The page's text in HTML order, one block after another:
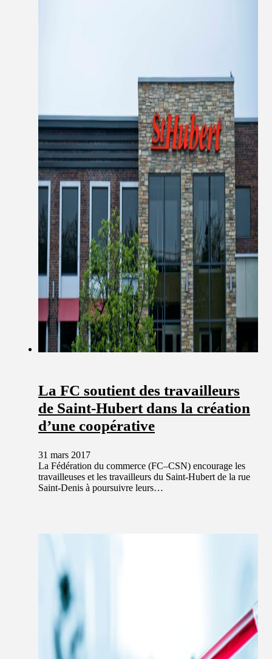
La FC soutient des travailleurs
de Saint-Hubert dans la création
d’une coopérative
31 mars 2017
La Fédération du commerce (FC–CSN) encourage les
travailleuses et les travailleurs du Saint-Hubert de la rue
Saint-Denis à poursuivre leurs…